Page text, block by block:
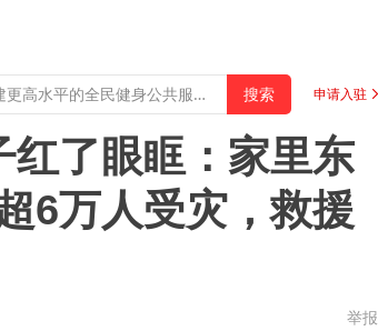
申请入驻
红了眼眶：家里东
6万人受灾，救援
举报